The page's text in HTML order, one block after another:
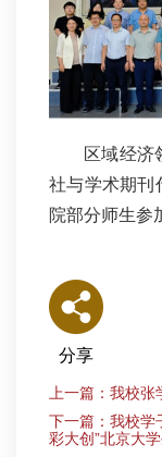
区域经济
社与学术期刊
院部分师生参
分享
上一篇：我校张
下一篇：我校学
彩大创”北京大